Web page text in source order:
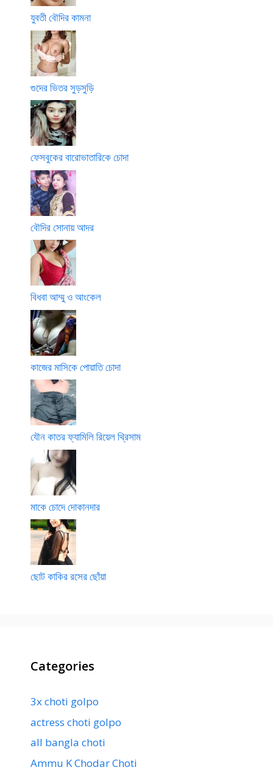
যুবতী বৌদির কামনা
গুদের ভিতর সুড়সুড়ি
ফেসবুকের বারোভাতারিকে চোদা
বৌদির সোনায় আদর
বিধবা আম্মু ও আংকেল
কাজের মাসিকে পোয়াতি চোদা
যৌন কাতর ফ্যামিলি রিয়েল থ্রিসাম
মাকে চোদে দোকানদার
ছোট কাকির রসের ছোঁয়া
Categories
3x choti golpo
actress choti golpo
all bangla choti
Ammu K Chodar Choti